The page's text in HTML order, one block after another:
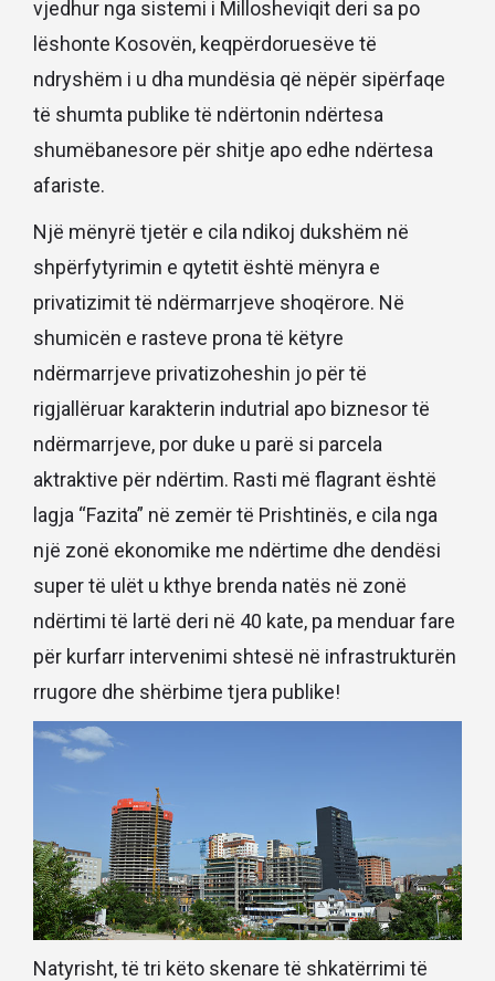
vjedhur nga sistemi i Millosheviqit deri sa po
lëshonte Kosovën, keqpërdoruesëve të
ndryshëm i u dha mundësia që nëpër sipërfaqe
të shumta publike të ndërtonin ndërtesa
shumëbanesore për shitje apo edhe ndërtesa
afariste.
Një mënyrë tjetër e cila ndikoj dukshëm në
shpërfytyrimin e qytetit është mënyra e
privatizimit të ndërmarrjeve shoqërore. Në
shumicën e rasteve prona të këtyre
ndërmarrjeve privatizoheshin jo për të
rigjallëruar karakterin indutrial apo biznesor të
ndërmarrjeve, por duke u parë si parcela
aktraktive për ndërtim. Rasti më flagrant është
lagja “Fazita” në zemër të Prishtinës, e cila nga
një zonë ekonomike me ndërtime dhe dendësi
super të ulët u kthye brenda natës në zonë
ndërtimi të lartë deri në 40 kate, pa menduar fare
për kurfarr intervenimi shtesë në infrastrukturën
rrugore dhe shërbime tjera publike!
Natyrisht, të tri këto skenare të shkatërrimi të